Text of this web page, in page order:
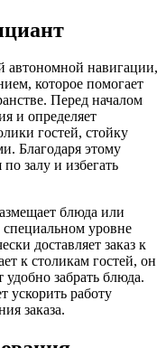
автономной навигации,
которое помогает
Перед началом
и определяет
гостей, стойку
Благодаря этому
залу и избегать
блюда или
уровне
доставляет заказ к
к столикам гостей, он
удобно забрать блюда.
ускорить работу
заказа.